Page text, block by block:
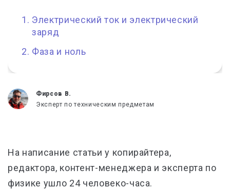
Электрический ток и электрический
заряд
Фаза и ноль
Фирсов В.
Эксперт по техническим предметам
На написание статьи у копирайтера,
редактора, контент-менеджера и эксперта по
физике ушло 24 человеко-часа.